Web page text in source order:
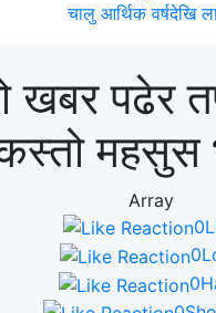
चालु आर्थिक वर्षदेखि
खबर पढेर
महसुस
Array
0
0
0